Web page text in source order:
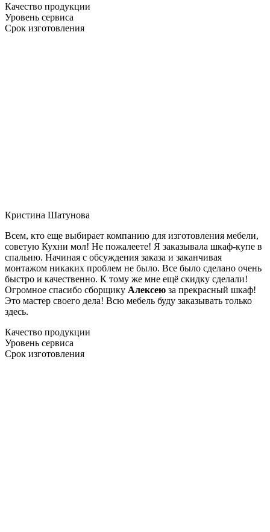
Качество продукции
Уровень сервиса
Срок изготовления
Кристина Шатунова
Всем, кто еще выбирает компанию для изготовления мебели,
советую Кухни мол! Не пожалеете! Я заказывала шкаф-купе в
спальню. Начиная с обсуждения заказа и заканчивая
монтажом никаких проблем не было. Все было сделано очень
быстро и качественно. К тому же мне ещё скидку сделали!
Огромное спасибо сборщику Алексею за прекрасный шкаф!
Это мастер своего дела! Всю мебель буду заказывать только
здесь.
Качество продукции
Уровень сервиса
Срок изготовления